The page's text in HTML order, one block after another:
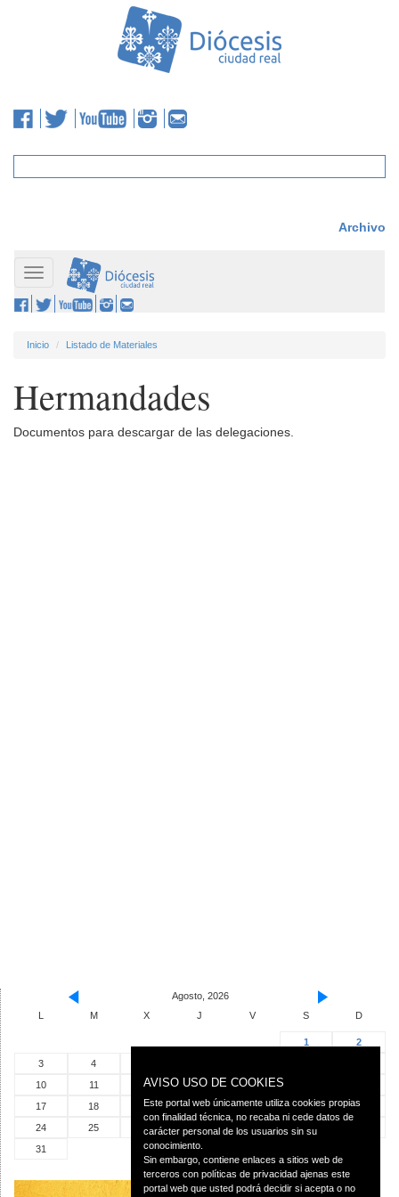
Archivo
Toggle
navigation
Inicio Listado de Materiales
Hermandades
Documentos para descargar de las delegaciones.
Agosto, 2026
L
M X J V S D
1
2
3
4
10
11 12 13 14
17
18 19 20 21 22
23
24
25 26 27 28 29
31
AVISO USO DE COOKIES
Este portal web únicamente utiliza cookies propias
con finalidad técnica, no recaba ni cede datos de
carácter personal de los usuarios sin su
conocimiento.
Sin embargo, contiene enlaces a sitios web de
terceros con políticas de privacidad ajenas este
portal web que usted podrá decidir si acepta o no